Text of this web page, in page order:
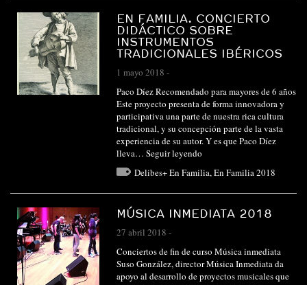
EN FAMILIA. CONCIERTO
DIDÁCTICO SOBRE
INSTRUMENTOS
TRADICIONALES IBÉRICOS
1 mayo 2018 -
Paco Díez Recomendado para mayores de 6 años
Este proyecto presenta de forma innovadora y
participativa una parte de nuestra rica cultura
tradicional, y su concepción parte de la vasta
experiencia de su autor. Y es que Paco Díez
lleva… Seguir leyendo
Delibes+ En Familia, En Familia 2018
MÚSICA INMEDIATA 2018
27 abril 2018 -
Conciertos de fin de curso Música inmediata
Suso González, director Música Inmediata da
apoyo al desarrollo de proyectos musicales que